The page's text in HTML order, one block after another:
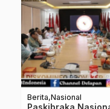
Berita Nasional